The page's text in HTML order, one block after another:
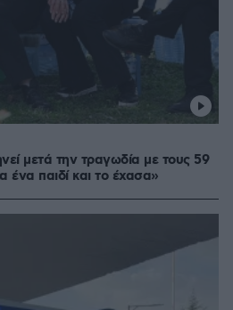
μετά την τραγωδία με τους 59
ένα παιδί και το έχασα»